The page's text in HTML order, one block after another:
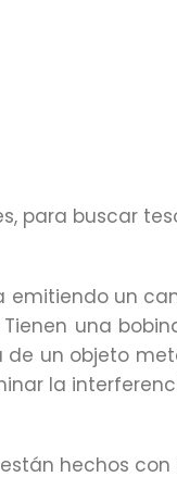
para buscar
emitiendo un
una
un objeto
la
hechos